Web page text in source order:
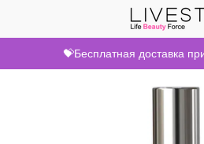
💝Бесплатная доставка